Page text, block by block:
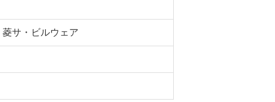
菱サ・ビルウェア